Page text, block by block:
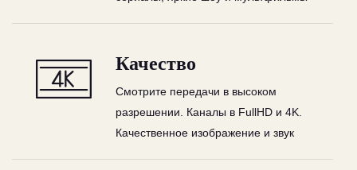
Качество
Смотрите передачи в высоком
разрешении. Каналы в FullHD и 4K.
Качественное изображение и звук